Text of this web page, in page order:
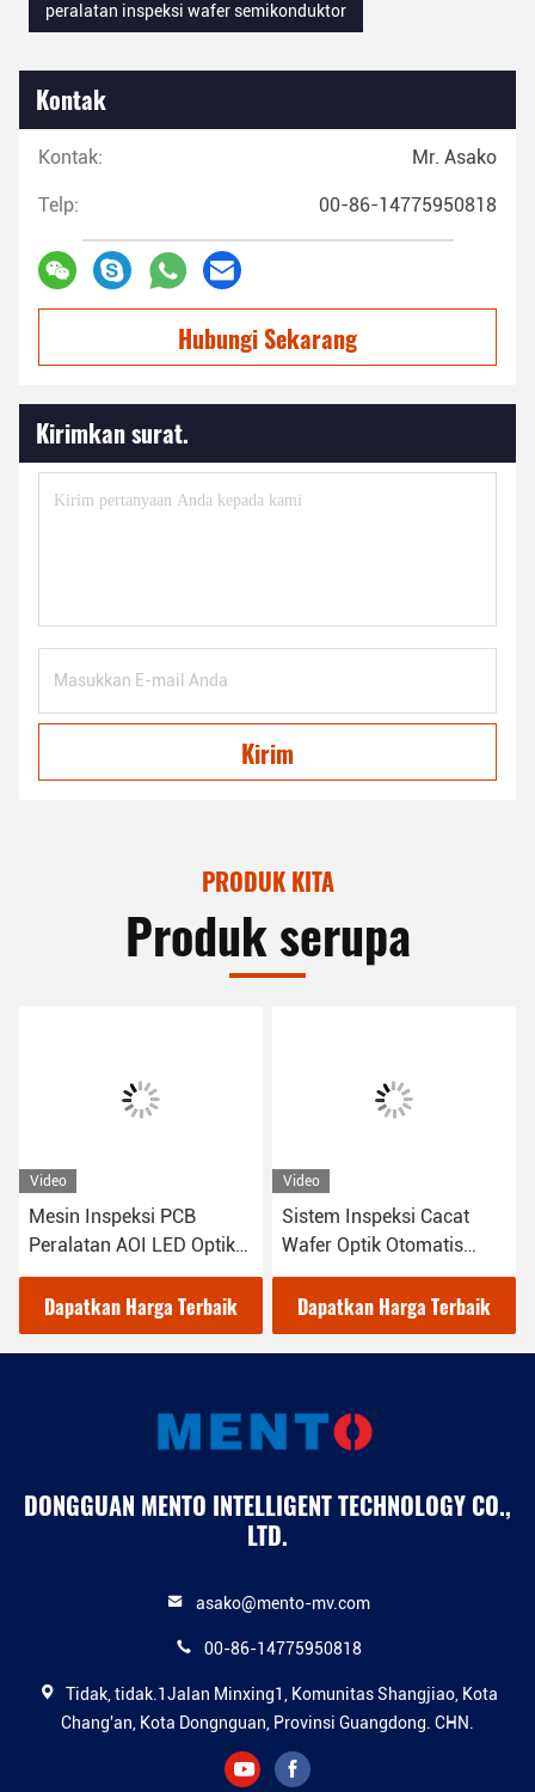
peralatan inspeksi wafer semikonduktor
Kontak
Kontak: Mr. Asako
Telp: 00-86-14775950818
Hubungi Sekarang
Kirimkan surat.
Kirim
PRODUK KITA
Produk serupa
Video
Mesin Inspeksi PCB
Peralatan AOI LED Optik
Otomatis
Dapatkan Harga Terbaik
Video
Sistem Inspeksi Cacat
Wafer Optik Otomatis
Mesin Lanjutan
Dapatkan Harga Terbaik
DONGGUAN MENTO INTELLIGENT TECHNOLOGY CO.,
LTD.
asako@mento-mv.com
00-86-14775950818
Tidak, tidak.1Jalan Minxing1, Komunitas Shangjiao, Kota
Chang'an, Kota Dongnguan, Provinsi Guangdong. CHN.